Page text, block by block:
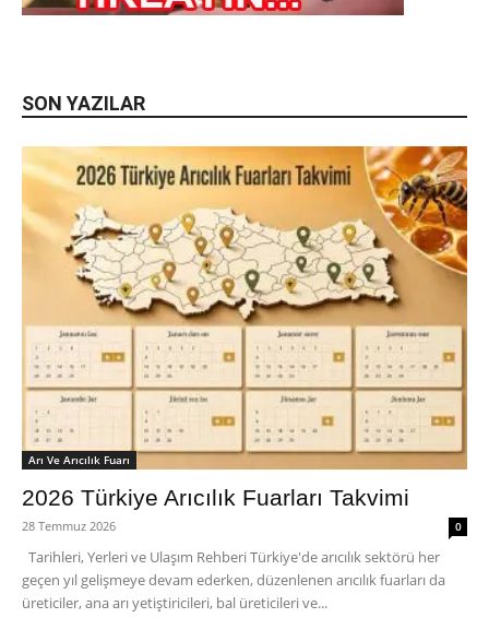
SON YAZILAR
Arı Ve Arıcılık Fuarı
2026 Türkiye Arıcılık Fuarları Takvimi
28 Temmuz 2026 0
Tarihleri, Yerleri ve Ulaşım Rehberi Türkiye'de arıcılık sektörü her
geçen yıl gelişmeye devam ederken, düzenlenen arıcılık fuarları da
üreticiler, ana arı yetiştiricileri, bal üreticileri ve...